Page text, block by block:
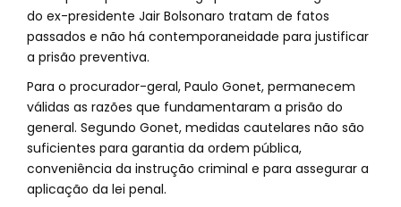
do ex-presidente Jair Bolsonaro tratam de fatos
passados e não há contemporaneidade para justificar
a prisão preventiva.
Para o procurador-geral, Paulo Gonet, permanecem
válidas as razões que fundamentaram a prisão do
general. Segundo Gonet, medidas cautelares não são
suficientes para garantia da ordem pública,
conveniência da instrução criminal e para assegurar a
aplicação da lei penal.